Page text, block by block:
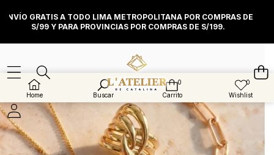
ENVÍO GRATIS A TODO LIMA METROPOLITANA POR COMPRAS DE
S/99 Y PARA PROVINCIAS POR COMPRAS DE S/199.
Home Buscar
0
0
Carrito
0Listas
deseos
Wishlist